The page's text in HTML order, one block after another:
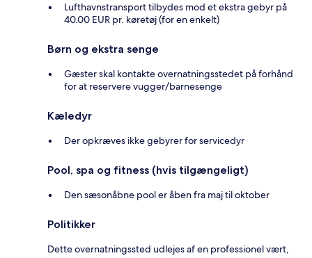
Lufthavnstransport tilbydes mod et ekstra gebyr på
40.00 EUR pr. køretøj (for en enkelt)
Børn og ekstra senge
Gæster skal kontakte overnatningsstedet på forhånd
for at reservere vugger/barnesenge
Kæledyr
Der opkræves ikke gebyrer for servicedyr
Pool, spa og fitness (hvis tilgængeligt)
Den sæsonåbne pool er åben fra maj til oktober
Politikker
Dette overnatningssted udlejes af en professionel vært,